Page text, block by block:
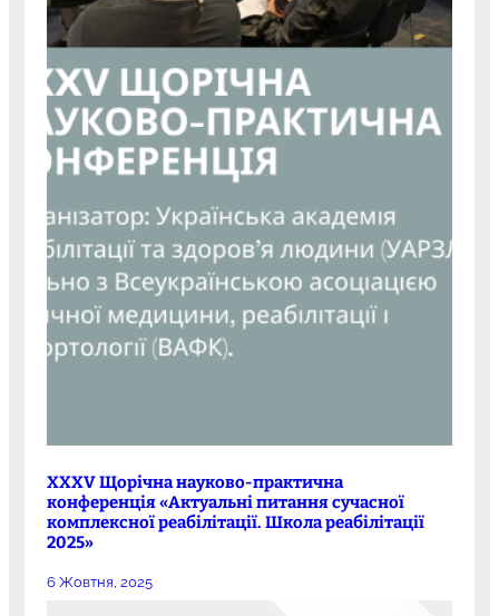
XXXV Щорічна науково-практична
конференція «Актуальні питання сучасної
комплексної реабілітації. Школа реабілітації
2025»
6 Жовтня, 2025